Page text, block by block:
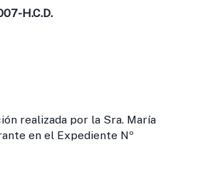
H.C.D.
por la Sra. María
en el Expediente Nº